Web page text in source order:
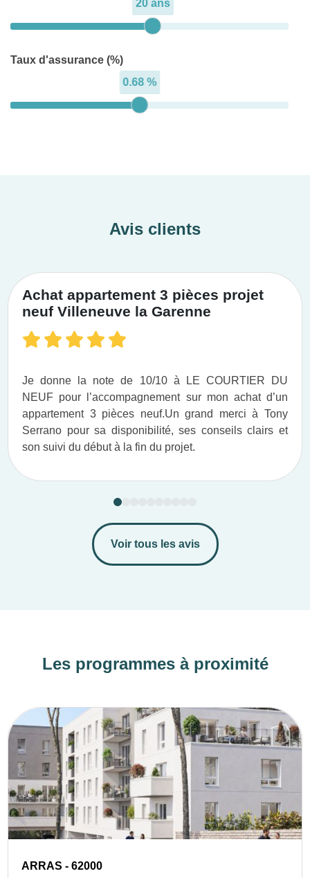
20 ans
Taux d'assurance (%)
0.68 %
Avis clients
Achat appartement 3 pièces projet
neuf Villeneuve la Garenne
Je donne la note de 10/10 à LE COURTIER DU
NEUF pour l’accompagnement sur mon achat d’un
appartement 3 pièces neuf.​ Un grand merci à Tony
Serrano pour sa disponibilité, ses conseils clairs et
son suivi du début à la fin du projet.​
Voir tous les avis
Les programmes à proximité
ARRAS - 62000